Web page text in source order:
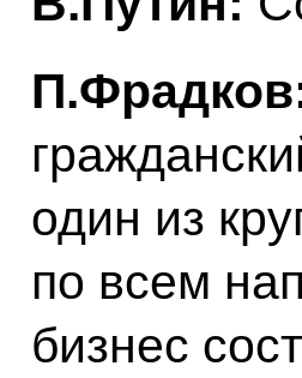
один из
по всем
бизнес